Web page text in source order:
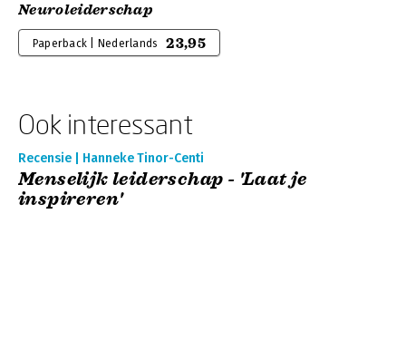
Neuroleiderschap
Paperback | Nederlands 23,95
Ook interessant
Recensie | Hanneke Tinor-Centi
Menselijk leiderschap - 'Laat je
inspireren'